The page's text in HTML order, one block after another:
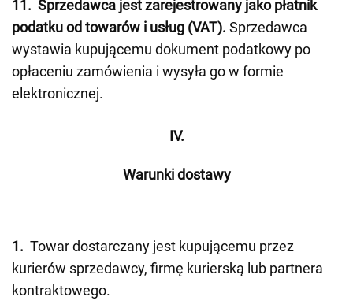
11. Sprzedawca jest zarejestrowany jako płatnik
podatku od towarów i usług (VAT). Sprzedawca
wystawia kupującemu dokument podatkowy po
opłaceniu zamówienia i wysyła go w formie
elektronicznej.
IV.
Warunki dostawy
1. Towar dostarczany jest kupującemu przez
kurierów sprzedawcy, firmę kurierską lub partnera
kontraktowego.